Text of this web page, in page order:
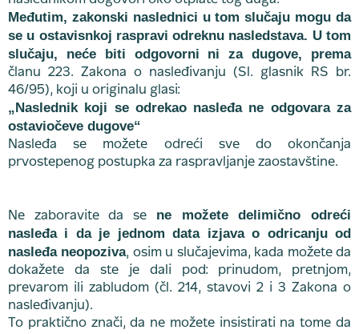
Međutim, zakonski naslednici u tom slučaju mogu da
se u ostavisnkoj raspravi odreknu nasledstava. U tom
slučaju, neće biti odgovorni ni za dugove, prema
članu 223. Zakona o nasleđivanju (Sl. glasnik RS br.
46/95), koji u originalu glasi:
„Naslednik koji se odrekao nasleđa ne odgovara za
ostaviočeve dugove“
Nasleđa se možete odreći sve do okončanja
prvostepenog postupka za raspravljanje zaostavštine.
Ne zaboravite da sene možete delimično odreći
nasleđa i da je jednom data izjava o odricanju od
nasleđa neopoziva, osim u slučajevima, kada možete da
dokažete da ste je dali pod: prinudom, pretnjom,
prevarom ili zabludom (čl. 214, stavovi 2 i 3 Zakona o
nasleđivanju).
To praktično znači, da ne možete insistirati na tome da